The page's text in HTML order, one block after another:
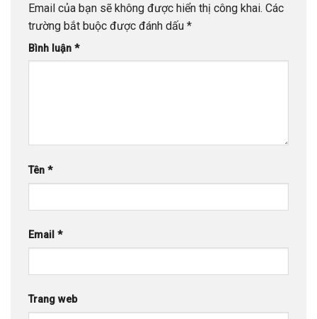
Email của bạn sẽ không được hiển thị công khai. Các
trường bắt buộc được đánh dấu *
Bình luận *
Tên *
Email *
Trang web